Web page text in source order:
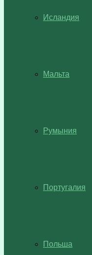
Исландия
Мальта
Румыния
Португалия
Польша